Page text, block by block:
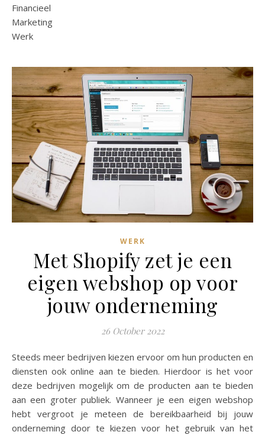
Financieel
Marketing
Werk
WERK
Met Shopify zet je een
eigen webshop op voor
jouw onderneming
26 October 2022
Steeds meer bedrijven kiezen ervoor om hun producten en
diensten ook online aan te bieden. Hierdoor is het voor
deze bedrijven mogelijk om de producten aan te bieden
aan een groter publiek. Wanneer je een eigen webshop
hebt vergroot je meteen de bereikbaarheid bij jouw
onderneming door te kiezen voor het gebruik van het